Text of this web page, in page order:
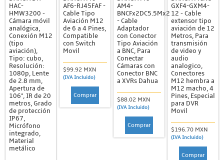
HAC-
HMW3200 -
Cámara móvil
analógica,
Conexión M12
(tipo
aviación),
Tipo: cubo,
Resolución:
1080p, Lente
de 2.8 mm,
Apertura de
106°, IR de 20
metros, Grado
de protección
IP67,
Micrófono
integrado,
Material
metálico
AF6-RJ45FAF -
Cable Tipo
Aviación M12
de 6 a 4 Pines,
Compatible
con Switch
Movil
$99.92 MXN
(IVA Incluido)
Comprar
AM4-
BNCFx2DC5.5Mx2
- Cable
Adaptador
con Conector
Tipo Aviación
a BNC, Para
Conectar
Cámaras con
Conector BNC
a XVRs Dahua
$88.02 MXN
(IVA Incluido)
Comprar
GXF4-GXM4-
12 - Cable
extensor tipo
aviación de 12
Metros, Para
transmisión
de video y
audio
analogico,
Conectores
M12 hembra a
M12 macho, 4
Pines, Especial
para DVR
Movil
$196.70 MXN
(IVA Incluido)
Comprar